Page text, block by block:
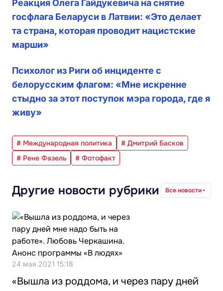
Реакция Олега Гайдукевича на снятие
госфлага Беларуси в Латвии: «Это делает
та страна, которая проводит нацистские
марши»
Психолог из Риги об инциденте с
белорусским флагом: «Мне искренне
стыдно за этот поступок мэра города, где я
живу»
# Международная политика
# Дмитрий Басков
# Рене Фазель
# Фотофакт
Другие новости рубрики Все новости
24 мая 2021 15:18
«Вышла из роддома, и через пару дней